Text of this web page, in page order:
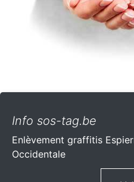
Info sos-tag.be
Enlèvement graffitis
Occidentale